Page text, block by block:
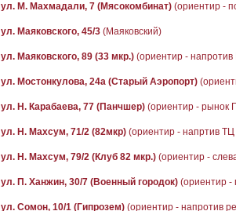
ул. М. Махмадали, 7 (Мясокомбинат) (ориентир -
ул. Маяковского, 45/3 (Маяковский)
ул. Маяковского, 89 (33 мкр.) (ориентир - напротив
ул. Мостонкулова, 24а (Старый Аэропорт)
ул. Н. Карабаева, 77 (Панчшер) (ориентир - рынок
ул. Н. Махсум, 71/2 (82мкр) (ориентир - напртив ТЦ
ул. Н. Махсум, 79/2 (Клуб 82 мкр.) (ориентир -
ул. П. Ханжин, 30/7 (Военный городок) (ориентир -
ул. Сомон, 10/1 (Гипрозем) (ориентир - напротив